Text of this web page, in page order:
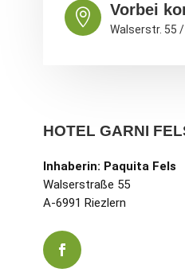
 Vorbei
Walserstr. 55
HOTEL GARNI
Inhaberin: Paquita Fels
Walserstraße 55
A-6991 Riezlern